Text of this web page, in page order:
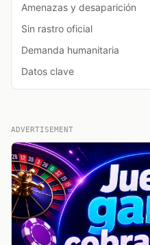
Amenazas y desaparición
Sin rastro oficial
Demanda humanitaria
Datos clave
ADVERTISEMENT